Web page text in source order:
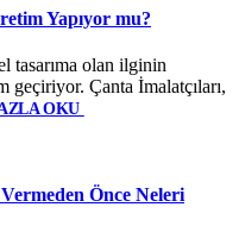
Yapıyor mu?
tasarıma olan ilginin
geçiriyor. Çanta İmalatçıları,
OKU
Önce Neleri